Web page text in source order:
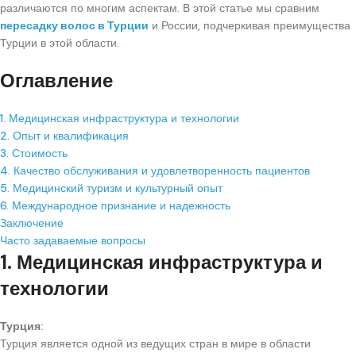
различаются по многим аспектам. В этой статье мы сравним
пересадку волос в Турции и России, подчеркивая преимущества
Турции в этой области.
Оглавление
1. Медицинская инфраструктура и технологии
2. Опыт и квалификация
3. Стоимость
4. Качество обслуживания и удовлетворенность пациентов
5. Медицинский туризм и культурный опыт
6. Международное признание и надежность
Заключение
Часто задаваемые вопросы
1. Медицинская инфраструктура и
технологии
Турция:
Турция является одной из ведущих стран в мире в области